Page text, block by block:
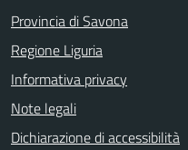
Provincia di Savona
Regione Liguria
Informativa privacy
Note legali
Dichiarazione di accessibilità